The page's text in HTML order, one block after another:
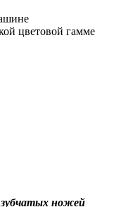
цветовой гамме
ножей